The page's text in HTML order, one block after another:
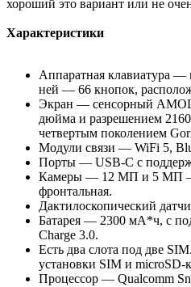
хороший это вариант или не
Характеристики
Аппаратная клавиатура —
ней — 66 кнопок,
Экран — сенсорный
дюйма и разрешением
четвертым поколением
Модули связи — WiFi 5,
Порты — USB-C c
Камеры — 12 МП и 5 МП
фронтальная.
Дактилоскопический
Батарея — 2300 мА*ч, с
Charge 3.0.
Есть два слота под две
установки SIM и microSD-
Процессор — Qualcomm